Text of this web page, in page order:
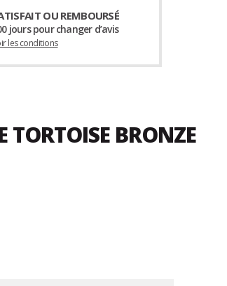
OU REMBOURSÉ
jours pour changer d’avis
les conditions
BRONZE